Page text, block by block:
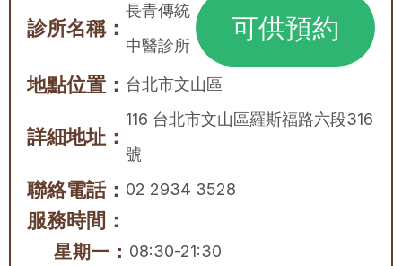
診所名稱：
長青傳統
中醫診所
可供預約
地點位置： 台北市文山區
詳細地址：
116 台北市文山區羅斯福路六段316
號
聯絡電話： 02 2934 3528
服務時間：
星期一： 08:30-21:30